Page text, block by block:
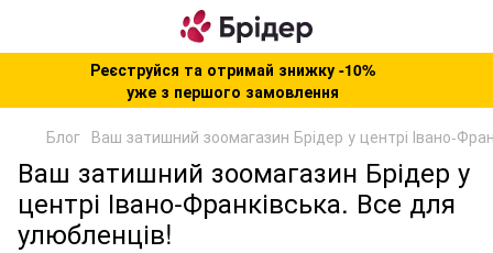
Реєструйся та отримай знижку -10%
уже з першого замовлення
Блог Ваш затишний зоомагазин Брідер у центрі Івано-
Ваш затишний зоомагазин Брідер у
центрі Івано-Франківська. Все для
улюбленців!